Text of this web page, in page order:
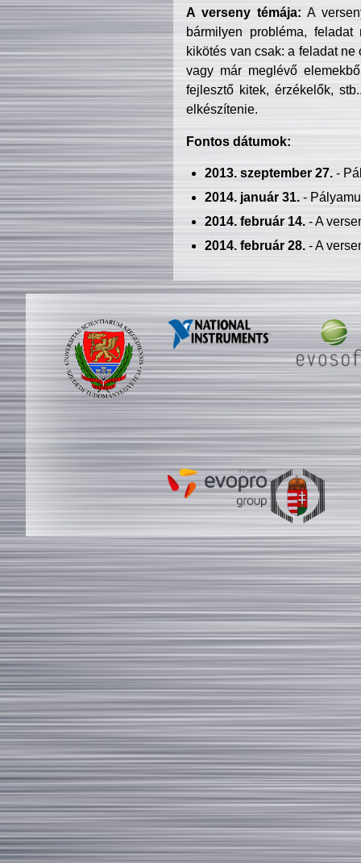
A verseny témája: A
bármilyen probléma, feladat
kikötés van csak: a feladat
vagy már meglévő
fejlesztő kitek, érzékelők,
elkészítenie.
Fontos dátumok:
2013. szeptember 27.-
2014. január 31.-
2014. február 14.- A
2014. február 28.- A